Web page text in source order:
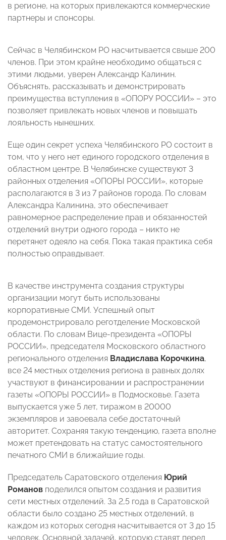
в регионе, на которых привлекаются коммерческие
партнеры и спонсоры.
Сейчас в Челябинском РО насчитывается свыше 200
членов. При этом крайне необходимо общаться с
этими людьми, уверен Александр Калинин.
Объяснять, рассказывать и демонстрировать
преимущества вступления в «ОПОРУ РОССИИ» – это
позволяет привлекать новых членов и повышать
лояльность нынешних.
Еще один секрет успеха Челябинского РО состоит в
том, что у него нет единого городского отделения в
областном центре. В Челябинске существуют 3
районных отделения «ОПОРЫ РОССИИ», которые
располагаются в 3 из 7 районов города. По словам
Александра Калинина, это обеспечивает
равномерное распределение прав и обязанностей
отделений внутри одного города – никто не
перетянет одеяло на себя. Пока такая практика себя
полностью оправдывает.
В качестве инструмента создания структуры
организации могут быть использованы
корпоративные СМИ. Успешный опыт
продемонстрировало реготделение Московской
области. По словам Вице-президента «ОПОРЫ
РОССИИ», председателя Московского областного
регионального отделения Владислава Корочкина,
все 24 местных отделения региона в равных долях
участвуют в финансировании и распространении
газеты «ОПОРЫ РОССИИ» в Подмосковье. Газета
выпускается уже 5 лет, тиражом в 20000
экземпляров и завоевала себе достаточный
авторитет. Сохраняя такую тенденцию, газета вполне
может претендовать на статус самостоятельного
печатного СМИ в ближайшие годы.
Председатель Саратовского отделения Юрий
Романов поделился опытом создания и развития
сети местных отделений. За 2,5 года в Саратовской
области было создано 25 местных отделений, в
каждом из которых сегодня насчитывается от 3 до 15
человек. Основной задачей, которую ставят перед